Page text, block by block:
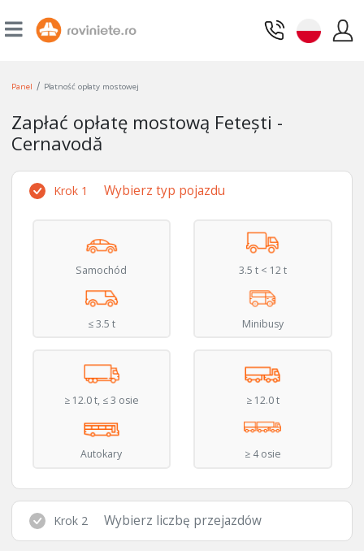
Panel / Płatność opłaty mostowej
Zapłać opłatę mostową Fetești -
Cernavodă
Krok 1 Wybierz typ pojazdu
Samochód
≤ 3.5 t
3.5 t < 12 t
Minibusy
≥ 12.0 t, ≤ 3 osie
Autokary
≥ 12.0 t
≥ 4 osie
Krok 2 Wybierz liczbę przejazdów